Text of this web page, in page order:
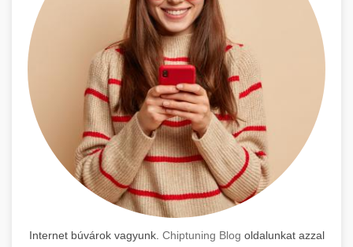
Internet búvárok vagyunk. Chiptuning Blog oldalunkat azzal